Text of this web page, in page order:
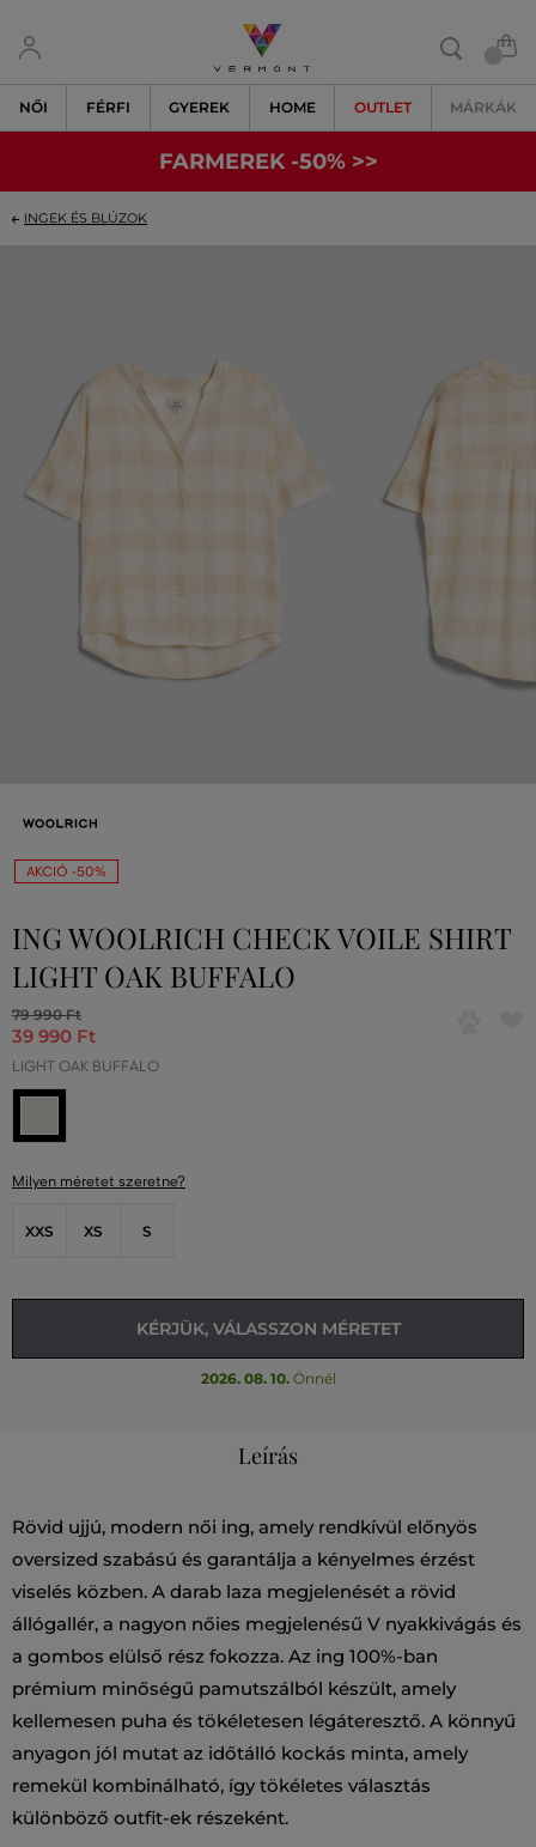
NŐI FÉRFI GYEREK HOME OUTLET MÁRKÁK
FARMEREK -50% >>
INGEK ÉS BLÚZOK
AKCIÓ -50%
ING WOOLRICH CHECK VOILE SHIRT
LIGHT OAK BUFFALO
79 990 Ft
39 990 Ft
LIGHT OAK BUFFALO
Milyen méretet szeretne?
XXS XS S
KÉRJÜK, VÁLASSZON MÉRETET
2026. 08. 10.Önnél
Leírás
Rövid ujjú, modern női ing, amely rendkívül előnyös
oversized szabású és garantálja a kényelmes érzést
viselés közben. A darab laza megjelenését a rövid
állógallér, a nagyon nőies megjelenésű V nyakkivágás és
a gombos elülső rész fokozza. Az ing 100%-ban
prémium minőségű pamutszálból készült, amely
kellemesen puha és tökéletesen légáteresztő. A könnyű
anyagon jól mutat az időtálló kockás minta, amely
remekül kombinálható, így tökéletes választás
különböző outfit-ek részeként.